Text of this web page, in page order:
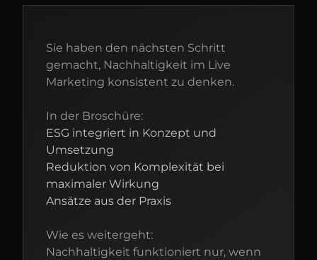
Sie haben den nächsten Schritt
gemacht, Nachhaltigkeit im Live
Marketing konsistent zu denken.
In der Broschüre:
ESG integriert in Konzept und
Umsetzung
Reduktion von Komplexität bei
maximaler Wirkung
Ansätze aus der Praxis
Wie es weitergeht:
Nachhaltigkeit funktioniert nur, wenn